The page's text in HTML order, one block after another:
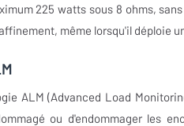
225 watts sous 8 ohms,
même lorsqu'il déploie
ALM (Advanced Load
ou d'endommager les